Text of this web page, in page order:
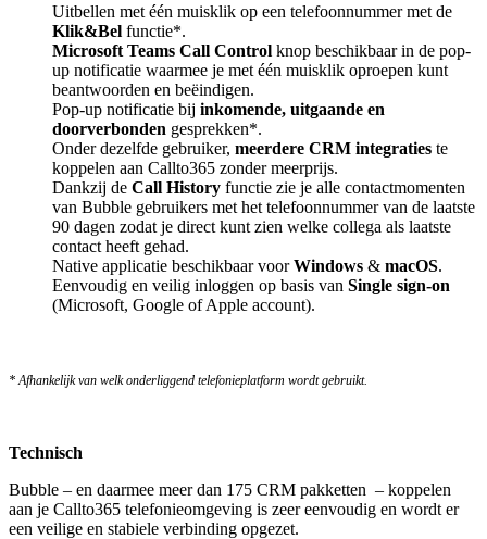
Uitbellen met één muisklik op een telefoonnummer met de
Klik&Bel functie*.
Microsoft Teams Call Control knop beschikbaar in de pop-
up notificatie waarmee je met één muisklik oproepen kunt
beantwoorden en beëindigen.
Pop-up notificatie bij inkomende, uitgaande en
doorverbonden gesprekken*.
Onder dezelfde gebruiker, meerdere CRM integraties te
koppelen aan Callto365 zonder meerprijs.
Dankzij de Call History functie zie je alle contactmomenten
van Bubble gebruikers met het telefoonnummer van de laatste
90 dagen zodat je direct kunt zien welke collega als laatste
contact heeft gehad.
Native applicatie beschikbaar voorWindows & macOS.
Eenvoudig en veilig inloggen op basis van Single sign-on
(Microsoft, Google of Apple account).
* Afhankelijk van welk onderliggend telefonieplatform wordt gebruikt.
Technisch
Bubble – en daarmee meer dan 175 CRM pakketten – koppelen
aan je Callto365 telefonieomgeving is zeer eenvoudig en wordt er
een veilige en stabiele verbinding opgezet.